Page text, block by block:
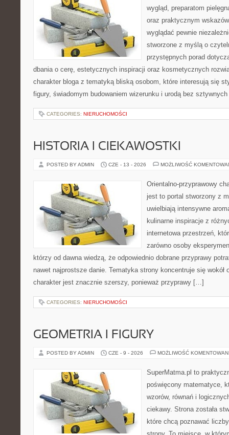
wygląd, preparatom
oraz praktycznym
wyglądać pewnie
stworzone z myślą o
przystępnych porad
dbania o cerę, estetycznych inspiracji oraz kosmetycznych
charakter bloga z tematyką bliską osobom, które interesują się
figury, świadomym budowaniem wizerunku i urodą bez
CATEGORIES: NIERUCHOMOŚCI
HISTORIA I CIEKAWOSTKI
POSTED BY ADMIN CZE - 13 - 2026 MOŻLIWOŚĆ
Orientalno-przyprawowy
jest to portal stworzony z
uwielbiają intensywne
kulinarne inspiracje z
internetowa przestrzeń,
zarówno osoby
którzy od dawna wiedzą, że odpowiednio dobrane przyprawy
nawet najprostsze danie. Tematyka strony koncentruje się wokół
charakter jest znacznie szerszy, ponieważ przyprawy […]
CATEGORIES: NIERUCHOMOŚCI
GEOMETRIA I FIGURY
POSTED BY ADMIN CZE - 9 - 2026 MOŻLIWOŚĆ
SuperMatma.pl to
poświęcony matematyce,
wzorów, równań i
ciekawy. Strona została
które chcą poznawać